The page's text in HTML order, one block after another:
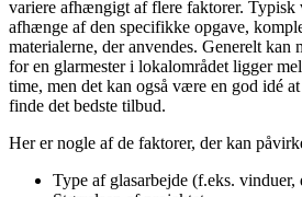
variere afhængigt af flere faktorer. Typisk
afhænge af den specifikke opgave,
materialerne, der anvendes. Generelt kan
for en glarmester i lokalområdet ligger
time, men det kan også være en god idé
finde det bedste tilbud.
Her er nogle af de faktorer, der kan
Type af glasarbejde (f.eks. vinduer,